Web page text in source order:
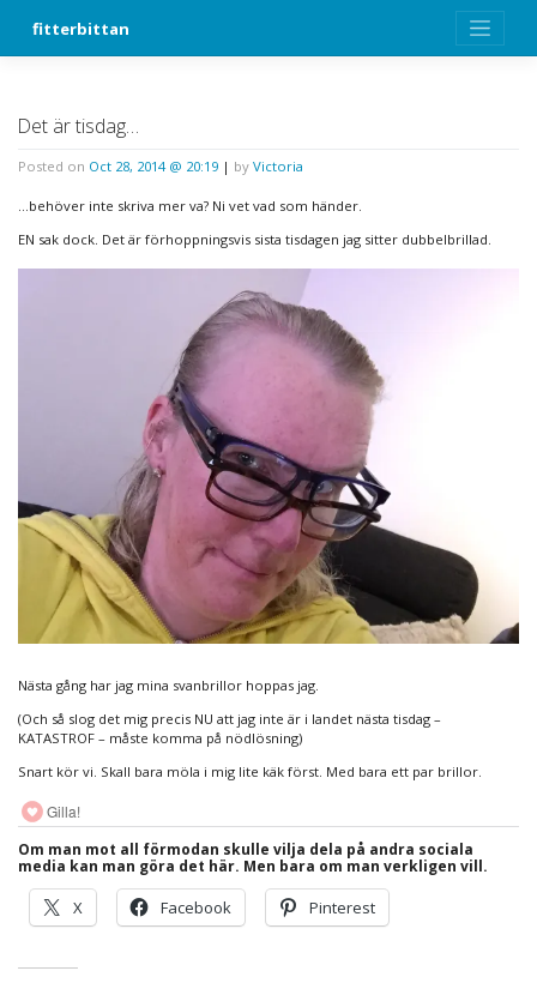
fitterbittan
Det är tisdag…
Posted on Oct 28, 2014 @ 20:19 | by Victoria
…behöver inte skriva mer va? Ni vet vad som händer.
EN sak dock. Det är förhoppningsvis sista tisdagen jag sitter dubbelbrillad.
Nästa gång har jag mina svanbrillor hoppas jag.
(Och så slog det mig precis NU att jag inte är i landet nästa tisdag –
KATASTROF – måste komma på nödlösning)
Snart kör vi. Skall bara möla i mig lite käk först. Med bara ett par brillor.
Gilla!
Om man mot all förmodan skulle vilja dela på andra sociala
media kan man göra det här. Men bara om man verkligen vill.
X Facebook Pinterest